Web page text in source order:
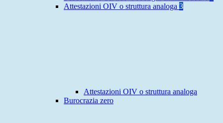
Attestazioni OIV o struttura analoga 3
Attestazioni OIV o struttura analoga
Burocrazia zero